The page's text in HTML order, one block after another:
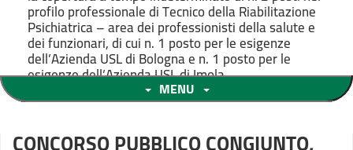
profilo professionale di Tecnico della Riabilitazione
Psichiatrica – area dei professionisti della salute e
dei funzionari, di cui n. 1 posto per le esigenze
dell’Azienda USL di Bologna e n. 1 posto per le
esigenze dell’Azienda USL di Imola
MENU